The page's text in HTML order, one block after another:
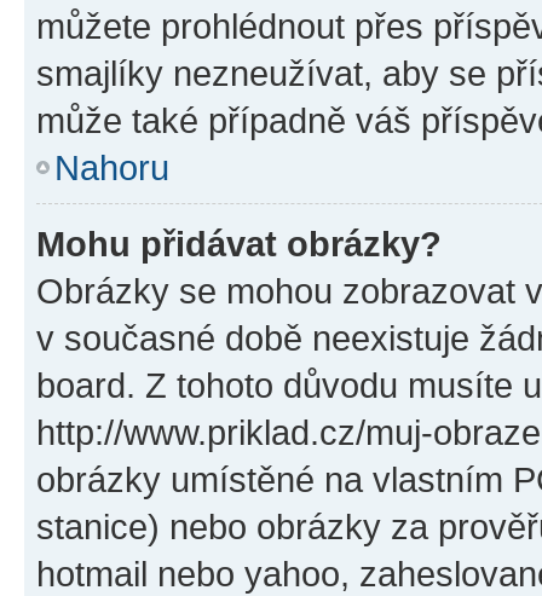
můžete prohlédnout přes
smajlíky nezneužívat, aby se
může také případně váš
Nahoru
Mohu přidávat obrázky?
Obrázky se mohou zobrazovat
v současné době neexistuje
board. Z tohoto důvodu musíte
http://www.priklad.cz/muj-
obrázky umístěné na vlastním
stanice) nebo obrázky za
hotmail nebo yahoo,